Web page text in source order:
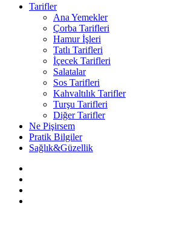
Tarifler
Ana Yemekler
Çorba Tarifleri
Hamur İşleri
Tatlı Tarifleri
İçecek Tarifleri
Salatalar
Sos Tarifleri
Kahvaltılık Tarifler
Turşu Tarifleri
Diğer Tarifler
Ne Pişirsem
Pratik Bilgiler
Sağlık&Güzellik